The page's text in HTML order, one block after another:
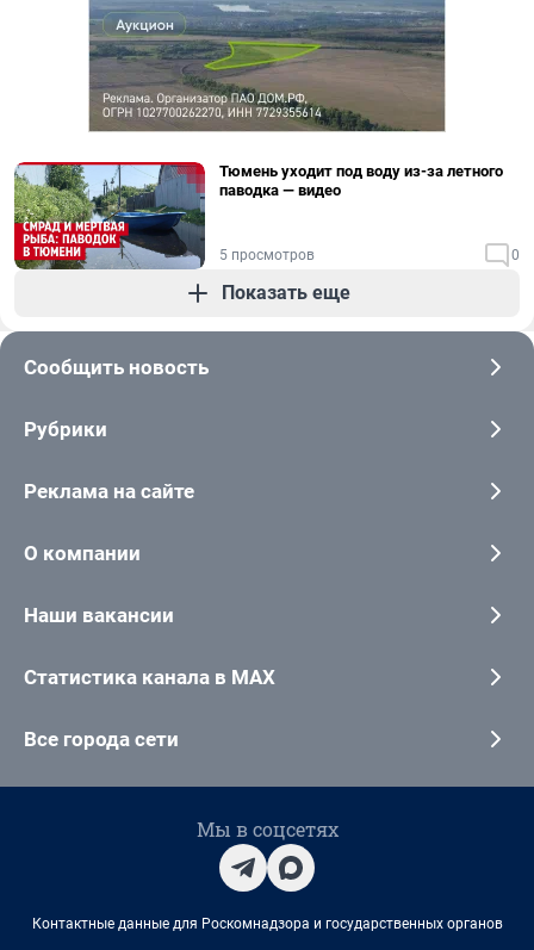
Тюмень уходит под воду из-за летного
паводка — видео
5 просмотров 0
Показать еще
Сообщить новость
Рубрики
Реклама на сайте
О компании
Наши вакансии
Статистика канала в MAX
Все города сети
Мы в соцсетях
Контактные данные для Роскомнадзора и государственных органов